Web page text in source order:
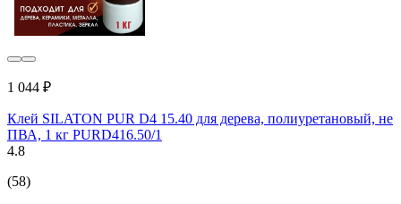
1 044 ₽
Клей SILATON PUR D4 15.40 для дерева, полиуретановый, не
ПВА, 1 кг PURD416.50/1
4.8
(58)